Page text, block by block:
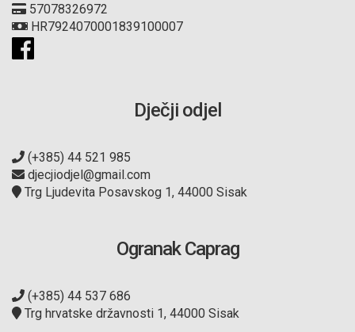
57078326972
HR7924070001839100007
Dječji odjel
(+385) 44 521 985
djecjiodjel@gmail.com
Trg Ljudevita Posavskog 1, 44000 Sisak
Ogranak Caprag
(+385) 44 537 686
Trg hrvatske državnosti 1, 44000 Sisak